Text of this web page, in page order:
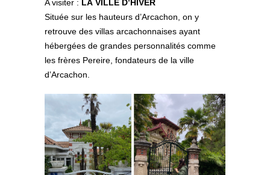
A visiter : LA VILLE D’HIVER
Située sur les hauteurs d’Arcachon, on y
retrouve des villas arcachonnaises ayant
hébergées de grandes personnalités comme
les frères Pereire, fondateurs de la ville
d’Arcachon.